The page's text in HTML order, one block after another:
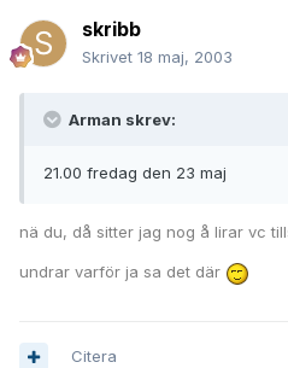
skribb
Skrivet 18 maj, 2003
Arman skrev:
21.00 fredag den 23 maj
nä du, då sitter jag nog å lirar vc
undrar varför ja sa det där
Citera